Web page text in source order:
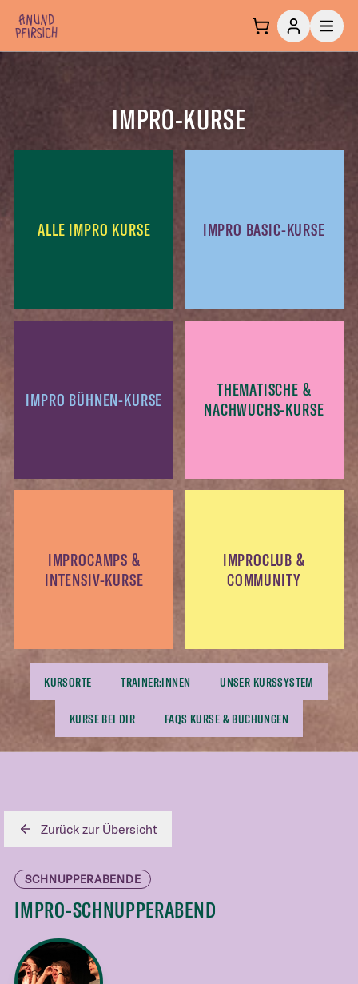
Zum Inhalt springen
IMPRO-KURSE
ALLE IMPRO KURSE IMPRO BASIC-KURSE
IMPRO BÜHNEN-KURSE
THEMATISCHE &
NACHWUCHS-KURSE
IMPROCAMPS &
INTENSIV-KURSE
IMPROCLUB &
COMMUNITY
KURSORTE TRAINER:INNEN UNSER KURSSYSTEM
KURSE BEI DIR FAQS KURSE & BUCHUNGEN
Zurück zur Übersicht
SCHNUPPERABENDE
IMPRO-SCHNUPPERABEND